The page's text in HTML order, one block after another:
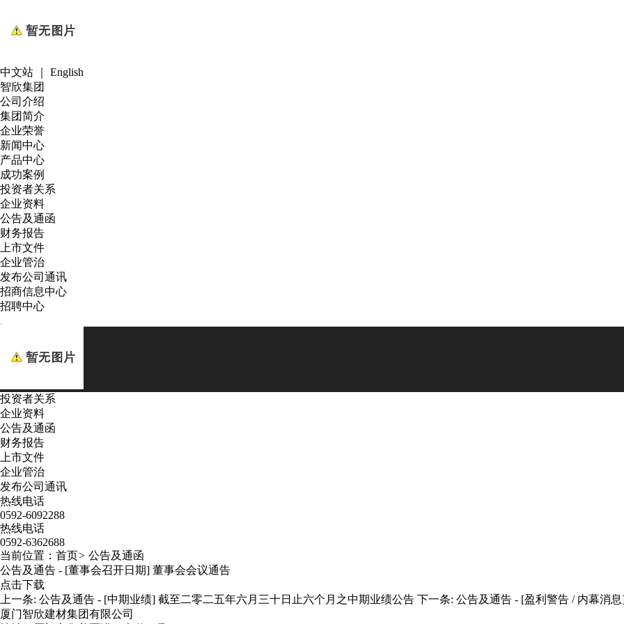
中文站
English
智欣集团
公司介绍
集团简介
企业荣誉
新闻中心
产品中心
成功案例
投资者关系
企业资料
公告及通函
财务报告
上市文件
企业管治
发布公司通讯
招商信息中心
招聘中心
投资者关系
企业资料
公告及通函
财务报告
上市文件
企业管治
发布公司通讯
热线电话
0592-6092288
热线电话
0592-6362688
当前位置： 首页> 公告及通函
公告及通告 - [董事会召开日期] 董事会会议通告
点击下载
上一条: 公告及通告 - [中期业绩] 截至二零二五年六月三十日止六个月之中期业绩公告 下一条: 公告及通告 - [盈利警告 / 内幕消
厦门智欣建材集团有限公司